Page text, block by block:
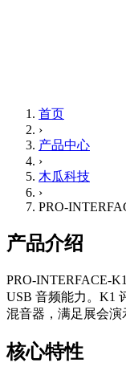
首页
›
产品中心
›
木瓜科技
›
PRO-
产品介绍
PRO-INTERFACE-
USB 音频能力。K1
混音器，满足展会演
核心特性